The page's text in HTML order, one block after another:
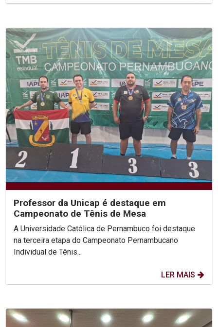
Professor da Unicap é destaque em
Campeonato de Tênis de Mesa
A Universidade Católica de Pernambuco foi destaque
na terceira etapa do Campeonato Pernambucano
Individual de Tênis...
LER MAIS